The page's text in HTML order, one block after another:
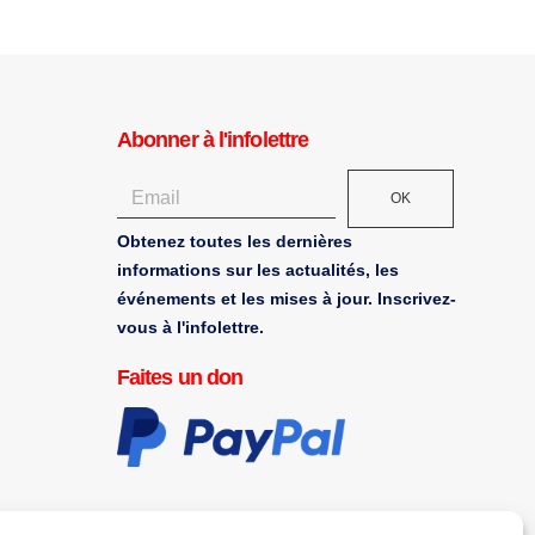
Abonner à l'infolettre
OK
Obtenez toutes les dernières
informations sur les actualités, les
événements et les mises à jour. Inscrivez-
vous à l'infolettre.
Faites un don